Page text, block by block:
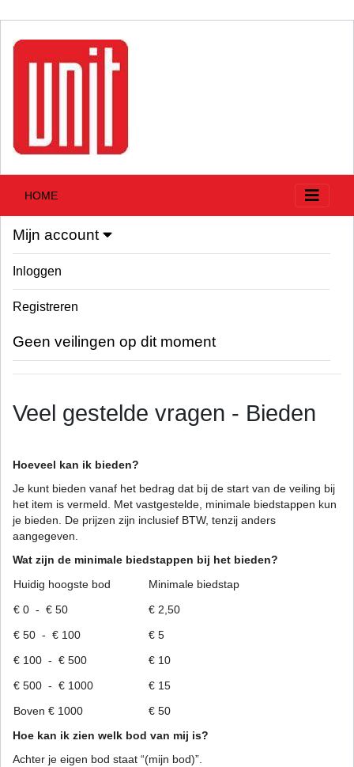
HOME
Mijn account
Inloggen
Registreren
Geen veilingen op dit moment
Veel gestelde vragen - Bieden
Hoeveel kan ik bieden?
Je kunt bieden vanaf het bedrag dat bij de start van de veiling bij
het item is vermeld. Met vastgestelde, minimale biedstappen kun
je bieden. De prijzen zijn inclusief BTW, tenzij anders
aangegeven.
Wat zijn de minimale biedstappen bij het bieden?
Huidig hoogste bod
Minimale biedstap
€ 0 - € 50
€ 2,50
€ 50 - € 100
€ 5
€ 100 - € 500
€ 10
€ 500 - € 1000
€ 15
Boven € 1000
€ 50
Hoe kan ik zien welk bod van mij is?
Achter je eigen bod staat “(mijn bod)”.